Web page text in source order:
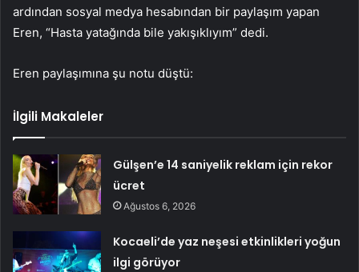
ardından sosyal medya hesabından bir paylaşım yapan
Eren, “Hasta yatağında bile yakışıklıyım” dedi.
Eren paylaşımına şu notu düştü:
İlgili Makaleler
Gülşen’e 14 saniyelik reklam için rekor
ücret
Ağustos 6, 2026
Kocaeli’de yaz neşesi etkinlikleri yoğun
ilgi görüyor